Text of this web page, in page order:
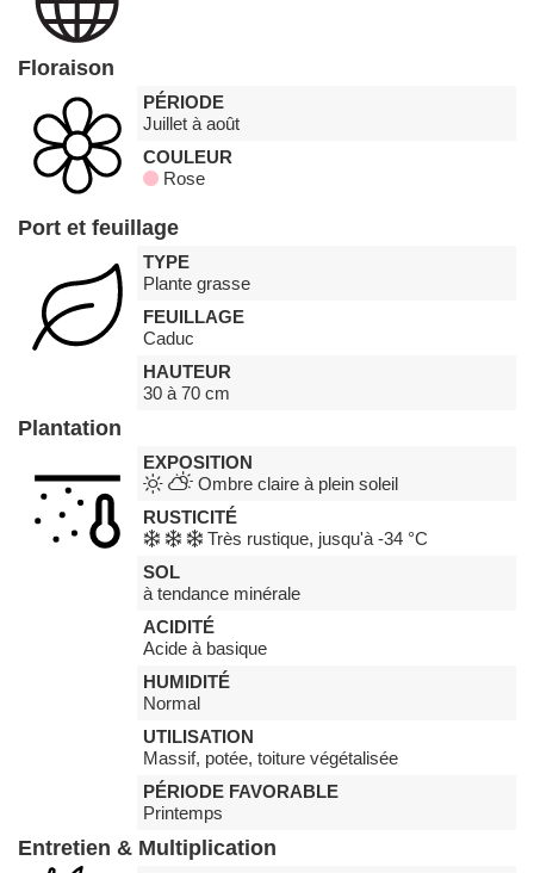
Floraison
PÉRIODE
Juillet à août
COULEUR
Rose
Port et feuillage
TYPE
Plante grasse
FEUILLAGE
Caduc
HAUTEUR
30 à 70 cm
Plantation
EXPOSITION
Ombre claire à plein soleil
RUSTICITÉ
Très rustique, jusqu'à -34 °C
SOL
à tendance minérale
ACIDITÉ
Acide à basique
HUMIDITÉ
Normal
UTILISATION
Massif, potée, toiture végétalisée
PÉRIODE FAVORABLE
Printemps
Entretien & Multiplication